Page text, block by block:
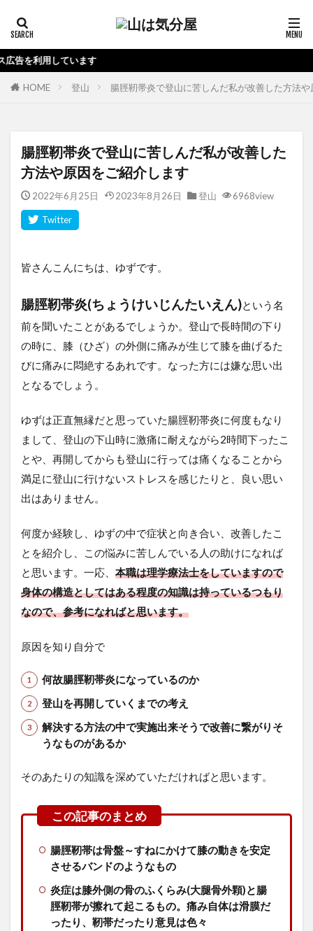
ます
HOME 登山 腸脛靭帯炎で登山に苦しんだ私が改善した方法
腸脛靭帯炎で登山に苦しんだ私が改善した
方法や原因をご紹介します
2022年6月25日 2023年8月26日 登山 6968view
皆さんこんにちは、ゆずです。
腸脛靭帯炎(ちょうけいじんたいえん)という名
前を聞いたことがあるでしょうか。登山で長時間の下り
の時に、膝（ひざ）の外側に痛みが生じて膝を曲げるた
びに痛みに悶絶するあれです。なった方には嫌な思い出
となるでしょう。
ゆずは正直無縁だと思っていた腸脛靭帯炎に何度もなり
まして、登山の下山時に激痛に耐えながら2時間下ったこ
とや、再開してからも登山に行っては痛くなることから
満足に登山に行けないストレスを感じたりと、良い思い
出はありません。
何度か経験し、ゆずの中で症状と向き合い、改善したこ
とを紹介し、この悩みに苦しんでいる人の助けになれば
と思います。一応、 本職は理学療法士をしていますので
身体の構造としてはある程度の知識は持っているつもり
なので、参考になればと思います。
原因を知り自分で
何故腸脛靭帯炎になっているのか
登山を再開していくまでの考え
解決する方法の中で実施出来そうで改善に繋がりそ
うなものがあるか
そのあたりの知識を深めていただければと思います。
腸脛靭帯は骨盤～すねにかけて膝の動きを安定
させるバンドのようなもの
炎症は膝外側の骨のふくらみ(大腿骨外顆)と腸
脛靭帯が擦れて起こるもの。痛み自体は滑膜だ
ったり、靭帯だったり意見は色々